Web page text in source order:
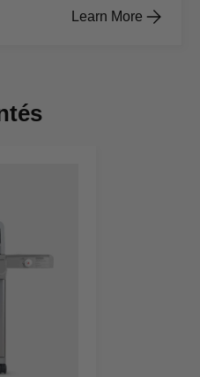
Learn More
Brochettes de bœuf